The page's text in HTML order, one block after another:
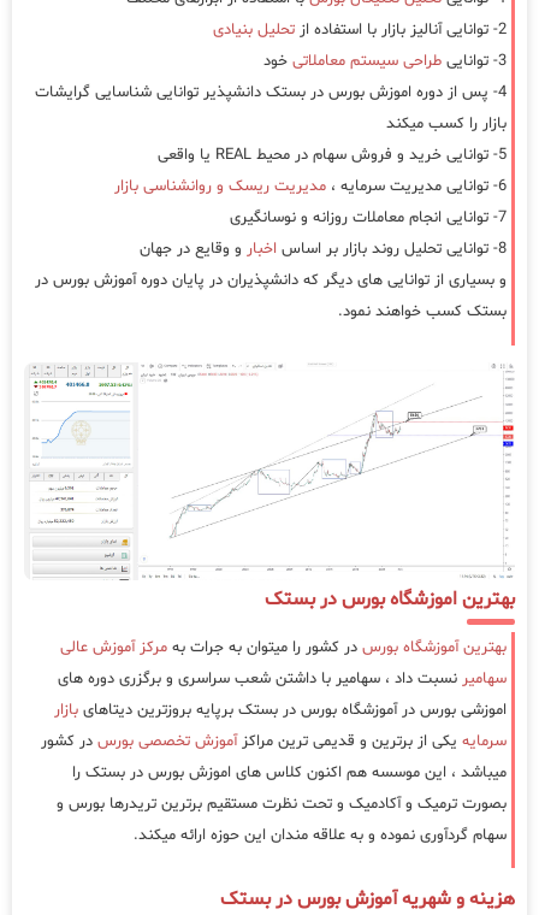
2- توانایی آنالیز بازار با استفاده از
تحلیل بنیادی
3- توانایی
طراحی سیستم معاملاتی خود
4- پس از دوره اموزش بورس در بستک دانشپذیر توانایی شناسایی گرایشات
بازار را کسب میکند
5- توانایی خرید و فروش سهام در محیط REAL یا واقعی
6- توانایی مدیریت سرمایه ،
مدیریت ریسک و روانشناسی بازار
7- توانایی انجام معاملات روزانه و نوسانگیری
8- توانایی تحلیل روند بازار بر اساس
اخبار و وقایع در جهان
و بسیاری از توانایی های دیگر که دانشپذیران در پایان دوره آموزش بورس در
بستک کسب خواهند نمود.
بهترین اموزشگاه بورس در بستک
بهترین آموزشگاه بورس در کشور را میتوان به جرات به مرکز آموزش عالی
سهامیر نسبت داد ، سهامیر با داشتن شعب سراسری و برگزری دوره های
اموزشی بورس در آموزشگاه بورس در بستک برپایه بروزترین دیتاهای بازار
سرمایه یکی از برترین و قدیمی ترین مراکزآموزش تخصصی بورس در کشور
میباشد ، این موسسه هم اکنون کلاس های اموزش بورس در بستک را
بصورت ترمیک و آکادمیک و تحت نظرت مستقیم برترین تریدرها بورس و
سهام گردآوری نموده و به علاقه مندان این حوزه ارائه میکند.
هزینه و شهریه آموزش بورس در بستک